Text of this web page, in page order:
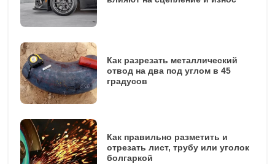
Как разрезать металлический
отвод на два под углом в 45
градусов
Как правильно разметить и
отрезать лист, трубу или уголок
болгаркой